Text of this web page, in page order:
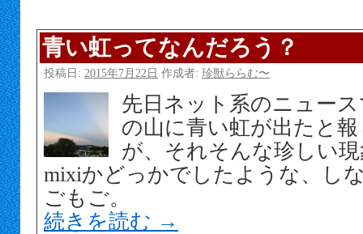
青い虹ってなんだろう？
投稿日: 2015年7月22日 作成者: 珍獣ららむ〜
先日ネット系のニュー
の山に青い虹が出たと
が、それそんな珍しい
mixiかどっかでしたような、し
ごもご。
続きを読む →